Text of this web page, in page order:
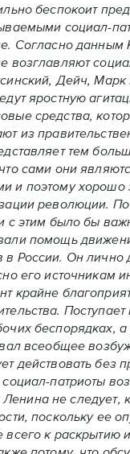
беспокоит
социал-
Согласно данным
возглавляют
Дейч, Марк
яростную
средства,
из
тем
сами они
и поэтому хорошо
революции.
с этим было бы
помощь
России. Он лично
его источникам
крайне
беспорядках,
всеобщее
действовать без
патриоты
не следует,
поскольку ее
к раскрытию